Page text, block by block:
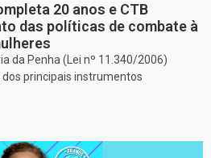
20 anos e CTB
das políticas de combate à
da Penha (Lei nº 11.340/2006)
principais instrumentos